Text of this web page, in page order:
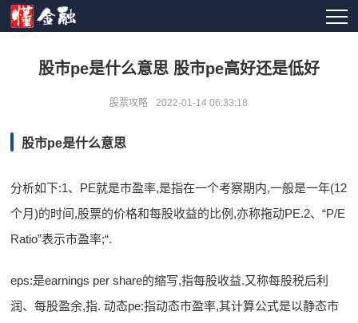
股市pe是什么意思 股市pe高好还是低好
股票攻略 2022-01-14 06:33:18
股市pe是什么意思
分析如下:1、PE就是市盈率,是指在一个考察期内,一般是一年(12
个月)的时间,股票的价格和每股收益的比例,亦称拖动PE.2、“P/E
Ratio”表示市盈率;“.
eps:是earnings per share的缩写,指每股收益.又称每股税后利
润、每股盈余,指. 动态pe:指动态市盈率,其计算公式是以静态市